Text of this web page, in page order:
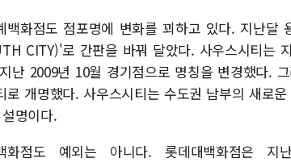
백화점도 점포명에 변화를 꾀하고 있다. 지난달
CITY)'로 간판을 바꿔 달았다. 사우스시티는
난 2009년 10월 경기점으로 명칭을 변경했다.
로 개명했다. 사우스시티는 수도권 남부의 새로
명이다.
화점도 예외는 아니다. 롯데대백화점은